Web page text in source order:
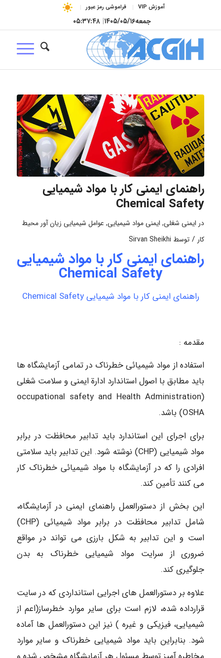
آموزش VIP فراموشی رمز عبور
جمعه۱۴۰۵/۰۵/۱۶| ۰۵:۳۷:۴۹
راهنمای ایمنی کار با مواد شیمیایی
Chemical Safety
در ایمنی شغلی, ایمنی مواد شیمیایی, عوامل شیمیایی زیان آور محیط
کار / توسط Sirvan Sheikhi
راهنمای ایمنی کار با مواد شیمیایی
Chemical Safety
راهنمای ایمنی کار با مواد شیمیایی Chemical Safety
مقدمه :
استفاده از مواد شیمیائی خطرناک در تمامی آزمایشگاه ها
باید مطابق با اصول استاندارد ادارة ایمنی و سلامت شغلی
(occupational safety and Health Administration
(OSHA باشد.
برای اجرای این استاندارد باید تدابیر محافظت در برابر
مواد شیمیایی (CHP) نوشته شود. این تدابیر باید سلامتی
افرادی را که در آزمایشگاه با مواد شیمیائی خطرناک کار
می کنند تأمین کند.
این بخش از دستورالعمل راهنمای ایمنی در آزمایشگاه،
شامل تدابیر محافظت در برابر مواد شیمیائی (CHP)
است و این تدابیر به شکل بارزی می تواند در مواقع
ضروری از سرایت مواد شیمیایی خطرناک به بدن
جلوگیری کند.
علاوه بر دستورالعمل های اجرایی استانداردی که در سایت
قرارداده شده، لازم است برای سایر موارد خطرساز(اعم از
شیمیایی، فیزیکی و غیره ) نیز این دستورالعمل ها آماده
شود. بنابراین باید مواد شیمیایی خطرناک و سایر موارد